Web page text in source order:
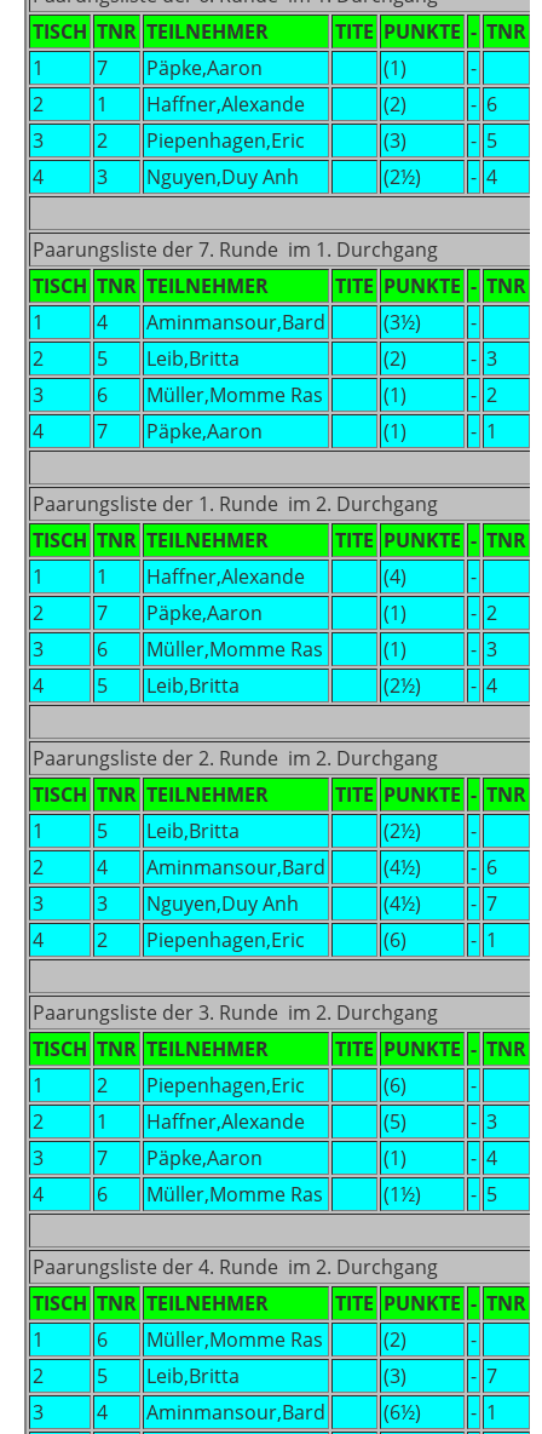
TISCH TNR TEILNEHMER TITE PUNKTE - TNR
1
7 Päpke,Aaron (1)
-
2
1 Haffner,Alexande (2) - 6
3
2 Piepenhagen,Eric (3) - 5
4
3 Nguyen,Duy Anh (2½) - 4
Paarungsliste der 7. Runde im 1. Durchgang
TISCH TNR TEILNEHMER TITE PUNKTE - TNR
1
4 Aminmansour,Bard (3½)
-
2
5 Leib,Britta (2) - 3
3
6 Müller,Momme Ras (1) - 2
4
7 Päpke,Aaron (1) - 1
Paarungsliste der 1. Runde im 2. Durchgang
TISCH TNR TEILNEHMER TITE PUNKTE - TNR
1
1 Haffner,Alexande (4)
-
2
7 Päpke,Aaron (1) - 2
3
6 Müller,Momme Ras (1) - 3
4
5 Leib,Britta (2½) - 4
Paarungsliste der 2. Runde im 2. Durchgang
TISCH TNR TEILNEHMER TITE PUNKTE - TNR
1
5 Leib,Britta (2½)
-
2
4 Aminmansour,Bard (4½) - 6
3
3 Nguyen,Duy Anh (4½) - 7
4
2 Piepenhagen,Eric (6) - 1
Paarungsliste der 3. Runde im 2. Durchgang
TISCH TNR TEILNEHMER TITE PUNKTE - TNR
1
2 Piepenhagen,Eric (6)
-
2
1 Haffner,Alexande (5) - 3
3
7 Päpke,Aaron (1) - 4
4
6 Müller,Momme Ras (1½) - 5
Paarungsliste der 4. Runde im 2. Durchgang
TISCH TNR TEILNEHMER TITE PUNKTE - TNR
1
6 Müller,Momme Ras (2)
-
2
5 Leib,Britta (3) - 7
3
4 Aminmansour,Bard (6½) - 1